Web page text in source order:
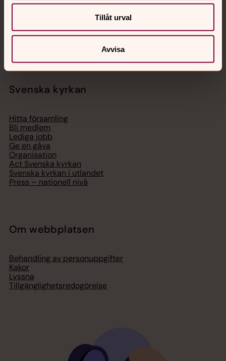
Tillåt urval
Avvisa
Digitalt brev
Telefon 112
Svenska kyrkan
Hitta församling
Bli medlem
Lediga jobb
Ge en gåva
Organisation
Act Svenska kyrkan
Svenska kyrkan i utlandet
Press – nationell nivå
Om webbplatsen
Behandling av personuppgifter
Kakor
Lyssna
Tillgänglighetsredogörelse